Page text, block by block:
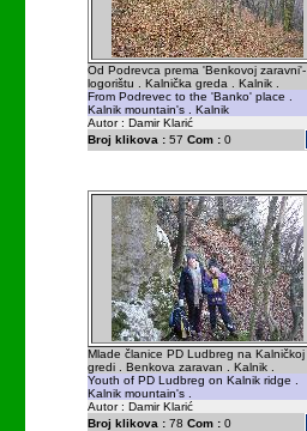
Od Podrevca prema 'Benkovoj zaravni'-
logorištu . Kalnička greda . Kalnik .
From Podrevec to the 'Banko' place .
Kalnik mountain's . Kalnik
Autor : Damir Klarić
Broj klikova : 57 Com : 0
Mlade članice PD Ludbreg na Kalničkoj
gredi . Benkova zaravan . Kalnik .
Youth of PD Ludbreg on Kalnik ridge .
Kalnik mountain's .
Autor : Damir Klarić
Broj klikova : 78 Com : 0